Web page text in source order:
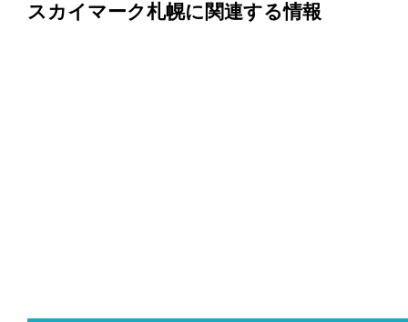
スカイマーク札幌に関連する情報